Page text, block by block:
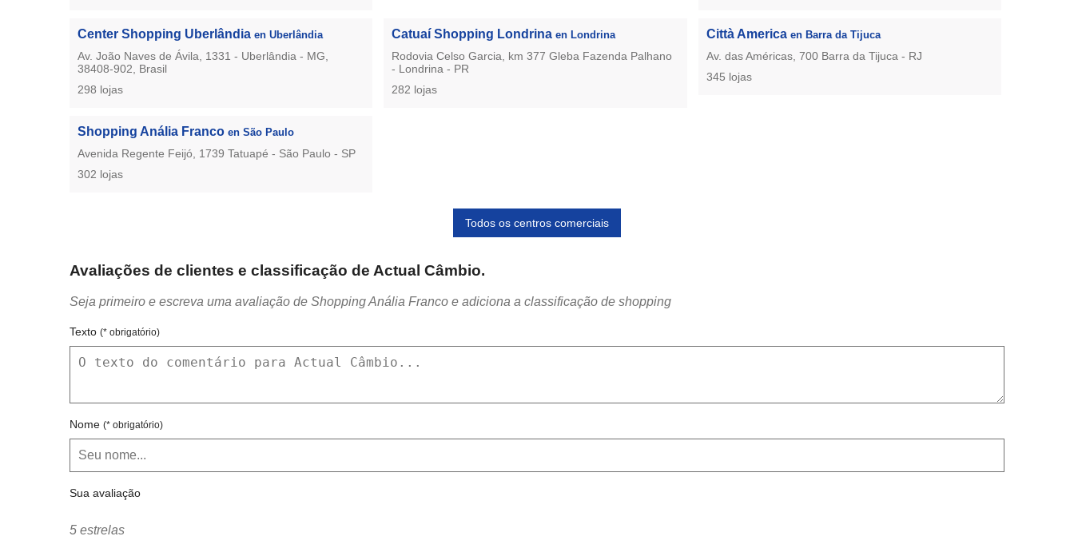
Center Shopping Uberlândia en Uberlândia
Av. João Naves de Ávila, 1331 - Uberlândia - MG,
38408-902, Brasil
298 lojas
Catuaí Shopping Londrinaen Londrina
Rodovia Celso Garcia, km 377 Gleba Fazenda Palhano
- Londrina - PR
282 lojas
Città America en Barra da Tijuca
Av. das Américas, 700 Barra da Tijuca - RJ
345 lojas
Shopping Anália Franco en São Paulo
Avenida Regente Feijó, 1739 Tatuapé - São Paulo - SP
302 lojas
Todos os centros comerciais
Avaliações de clientes e classificação de Actual Câmbio.
Seja primeiro e escreva uma avaliação de Shopping Anália Franco e adiciona a classificação de shopping
Texto (* obrigatório)
Nome (* obrigatório)
Sua avaliação
5 estrelas